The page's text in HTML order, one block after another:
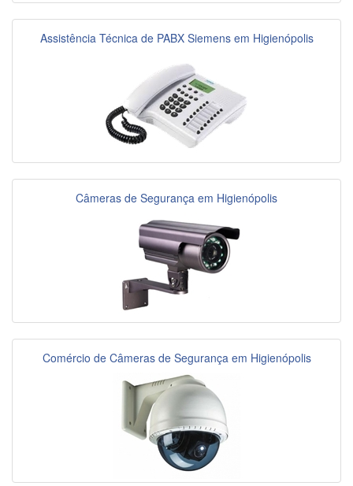
Assistência Técnica de PABX Siemens em Higienópolis
Câmeras de Segurança em Higienópolis
Comércio de Câmeras de Segurança em Higienópolis